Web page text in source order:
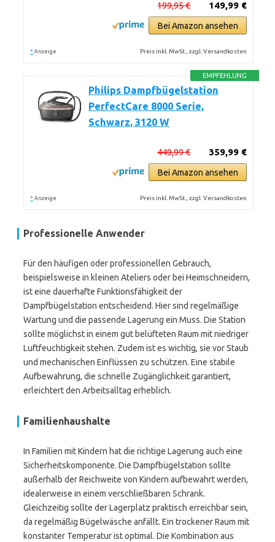
149,99 €
199,95 €
Bei Amazon ansehen
* Anzeige Preis inkl. MwSt., zzgl. Versandkosten
EMPFEHLUNG
Philips Dampfbügelstation
PerfectCare 8000 Serie,
Schwarz, 3120 W
359,99 €
449,99 €
Bei Amazon ansehen
* Anzeige Preis inkl. MwSt., zzgl. Versandkosten
Professionelle Anwender
Für den häufigen oder professionellen Gebrauch,
beispielsweise in kleinen Ateliers oder bei Heimschneidern,
ist eine dauerhafte Funktionsfähigkeit der
Dampfbügelstation entscheidend. Hier sind regelmäßige
Wartung und die passende Lagerung ein Muss. Die Station
sollte möglichst in einem gut belüfteten Raum mit niedriger
Luftfeuchtigkeit stehen. Zudem ist es wichtig, sie vor Staub
und mechanischen Einflüssen zu schützen. Eine stabile
Aufbewahrung, die schnelle Zugänglichkeit garantiert,
erleichtert den Arbeitsalltag erheblich.
Familienhaushalte
In Familien mit Kindern hat die richtige Lagerung auch eine
Sicherheitskomponente. Die Dampfbügelstation sollte
außerhalb der Reichweite von Kindern aufbewahrt werden,
idealerweise in einem verschließbaren Schrank.
Gleichzeitig sollte der Lagerplatz praktisch erreichbar sein,
da regelmäßig Bügelwäsche anfällt. Ein trockener Raum mit
konstanter Temperatur ist optimal. Die Kombination aus